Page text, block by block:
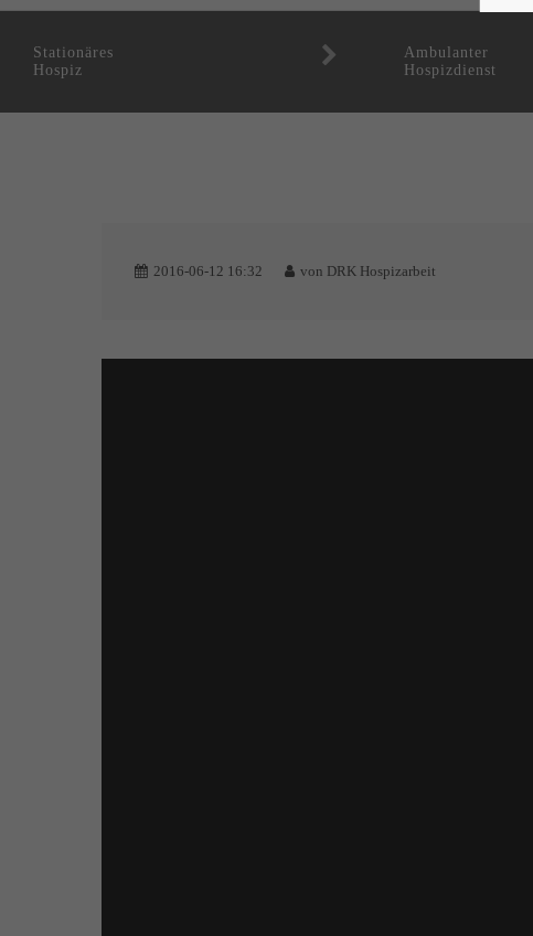
Stationäres
Hospiz
Ambulanter
Hospizdienst
2016-06-12 16:32 von DRK Hospizarbeit